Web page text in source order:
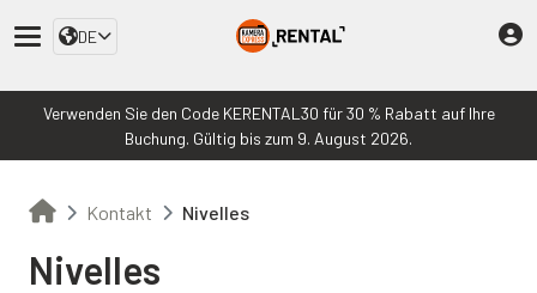
DE
Verwenden Sie den Code KERENTAL30 für 30 % Rabatt auf Ihre
Buchung. Gültig bis zum 9. August 2026.
Kontakt Nivelles
Nivelles